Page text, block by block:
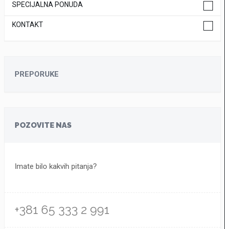
SPECIJALNA PONUDA
KONTAKT
PREPORUKE
POZOVITE NAS
Imate bilo kakvih pitanja?
+381 65 333 2 991